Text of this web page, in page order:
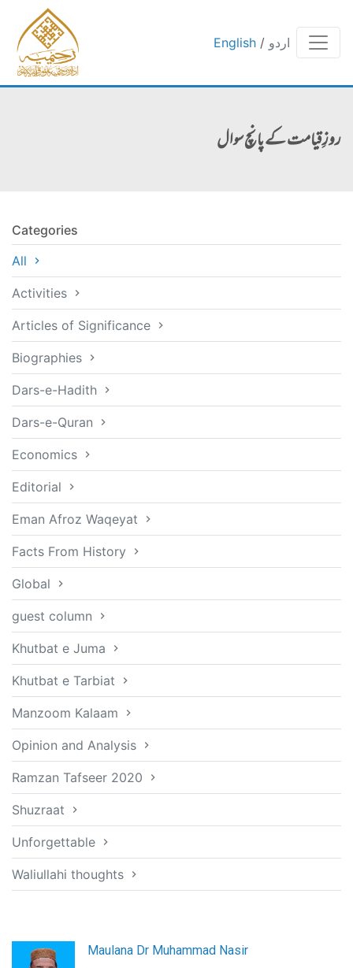
English / اردو
روزِ قیامت کے پانچ سوال
Categories
All
Activities
Articles of Significance
Biographies
Dars-e-Hadith
Dars-e-Quran
Economics
Editorial
Eman Afroz Waqeyat
Facts From History
Global
guest column
Khutbat e Juma
Khutbat e Tarbiat
Manzoom Kalaam
Opinion and Analysis
Ramzan Tafseer 2020
Shuzraat
Unforgettable
Waliullahi thoughts
Maulana Dr Muhammad Nasir